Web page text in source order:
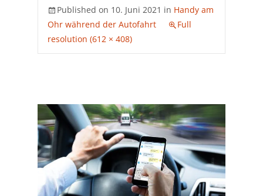
Published on 10. Juni 2021 in Handy am
Ohr während der Autofahrt
Full
resolution (612 × 408)